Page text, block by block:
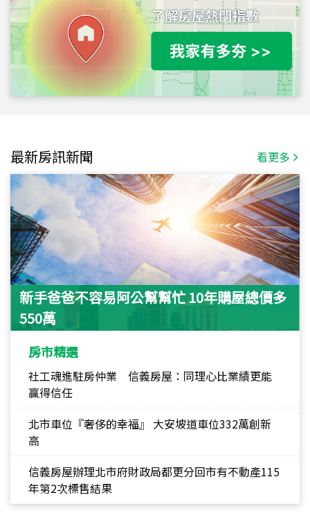
最新房訊新聞 看更多
新手爸爸不容易阿公幫幫忙 10年購屋總價多
550萬
房市精選
社工魂進駐房仲業 信義房屋：同理心比業績更能
贏得信任
北市車位『奢侈的幸福』 大安坡道車位332萬創新
高
信義房屋辦理北市府財政局都更分回市有不動產115
年第2次標售結果